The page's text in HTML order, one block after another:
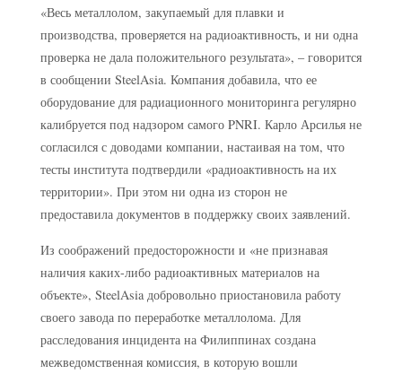
«Весь металлолом, закупаемый для плавки и
производства, проверяется на радиоактивность, и ни одна
проверка не дала положительного результата», – говорится
в сообщении SteelAsia. Компания добавила, что ее
оборудование для радиационного мониторинга регулярно
калибруется под надзором самого PNRI. Карло Арсилья не
согласился с доводами компании, настаивая на том, что
тесты института подтвердили «радиоактивность на их
территории». При этом ни одна из сторон не
предоставила документов в поддержку своих заявлений.
Из соображений предосторожности и «не признавая
наличия каких-либо радиоактивных материалов на
объекте», SteelAsia добровольно приостановила работу
своего завода по переработке металлолома. Для
расследования инцидента на Филиппинах создана
межведомственная комиссия, в которую вошли